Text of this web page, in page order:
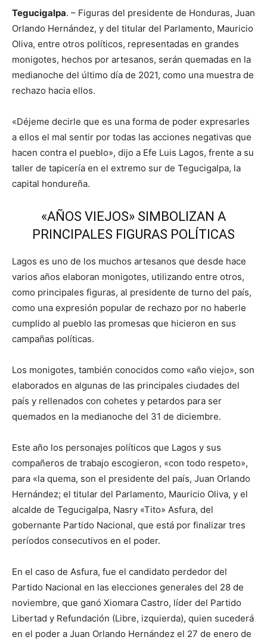
Tegucigalpa. – Figuras del presidente de Honduras, Juan
Orlando Hernández, y del titular del Parlamento, Mauricio
Oliva, entre otros políticos, representadas en grandes
monigotes, hechos por artesanos, serán quemadas en la
medianoche del último día de 2021, como una muestra de
rechazo hacia ellos.
«Déjeme decirle que es una forma de poder expresarles
a ellos el mal sentir por todas las acciones negativas que
hacen contra el pueblo», dijo a Efe Luis Lagos, frente a su
taller de tapicería en el extremo sur de Tegucigalpa, la
capital hondureña.
«AÑOS VIEJOS» SIMBOLIZAN A
PRINCIPALES FIGURAS POLÍTICAS
Lagos es uno de los muchos artesanos que desde hace
varios años elaboran monigotes, utilizando entre otros,
como principales figuras, al presidente de turno del país,
como una expresión popular de rechazo por no haberle
cumplido al pueblo las promesas que hicieron en sus
campañas políticas.
Los monigotes, también conocidos como «año viejo», son
elaborados en algunas de las principales ciudades del
país y rellenados con cohetes y petardos para ser
quemados en la medianoche del 31 de diciembre.
Este año los personajes políticos que Lagos y sus
compañeros de trabajo escogieron, «con todo respeto»,
para «la quema, son el presidente del país, Juan Orlando
Hernández; el titular del Parlamento, Mauricio Oliva, y el
alcalde de Tegucigalpa, Nasry «Tito» Asfura, del
gobernante Partido Nacional, que está por finalizar tres
períodos consecutivos en el poder.
En el caso de Asfura, fue el candidato perdedor del
Partido Nacional en las elecciones generales del 28 de
noviembre, que ganó Xiomara Castro, líder del Partido
Libertad y Refundación (Libre, izquierda), quien sucederá
en el poder a Juan Orlando Hernández el 27 de enero de